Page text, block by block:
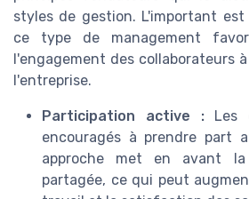
styles de gestion. L'important
ce type de management
l'engagement des collaborateurs
l'entreprise.
Participation active :Les
encouragés à prendre part
approche met en avant
partagée, ce qui peut